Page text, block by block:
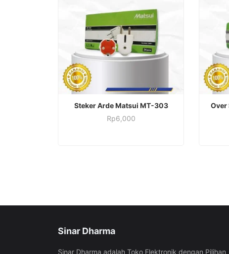
ADD TO CART
Steker Arde Matsui MT-303
Rp6,000
Over
Sinar Dharma
Sinar Dharma adalah Toko Elektronik dengan Pilihan